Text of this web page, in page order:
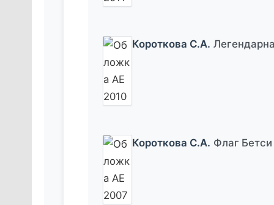
Короткова С.А.
Короткова С.А. Флаг